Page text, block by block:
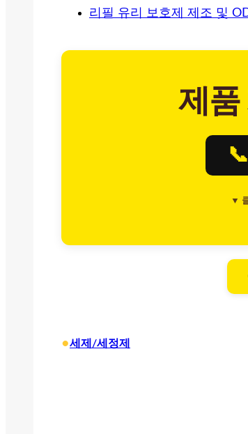
리필 유리 보호제 제조 및
제품
▼
•세제/세정제